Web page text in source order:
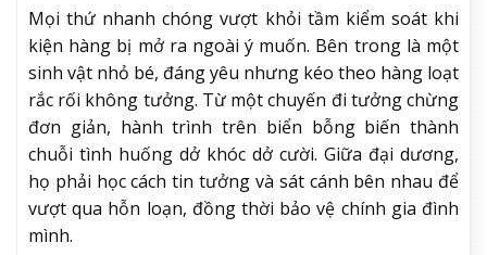
Mọi thứ nhanh chóng vượt khỏi tầm kiểm soát khi
kiện hàng bị mở ra ngoài ý muốn. Bên trong là một
sinh vật nhỏ bé, đáng yêu nhưng kéo theo hàng loạt
rắc rối không tưởng. Từ một chuyến đi tưởng chừng
đơn giản, hành trình trên biển bỗng biến thành
chuỗi tình huống dở khóc dở cười. Giữa đại dương,
họ phải học cách tin tưởng và sát cánh bên nhau để
vượt qua hỗn loạn, đồng thời bảo vệ chính gia đình
mình.